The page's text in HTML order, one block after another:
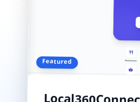
Featured